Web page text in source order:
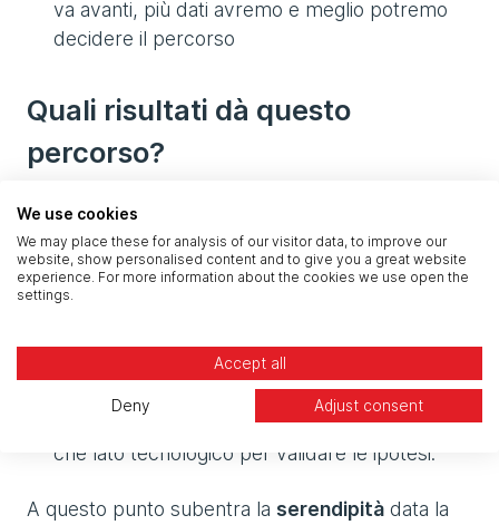
va avanti, più dati avremo e meglio potremo
decidere il percorso
Quali risultati dà questo
percorso?
comprendere l’idea del cliente stressandola
affinché si raggiunga una quadra tra gli obiettivi
di business e i bisogni degli utenti;
rispondano a bisogni e siano tecnologicamente
sostenibili;
avviare processi di “ricerca” sia lato utente
che lato tecnologico per validare le ipotesi.
A questo punto subentra la serendipità data la
We use cookies
We may place these for analysis of our visitor data, to improve our
website, show personalised content and to give you a great website
experience. For more information about the cookies we use open the
settings.
Accept all
Deny Adjust consent